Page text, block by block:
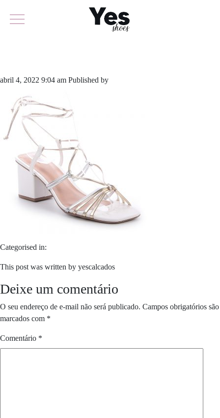
abril 4, 2022 9:04 am Published by
Categorised in:
This post was written by yescalcados
Deixe um comentário
O seu endereço de e-mail não será publicado. Campos obrigatórios são
marcados com *
Comentário *